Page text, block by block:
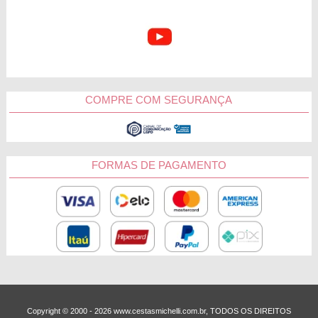
homenageada, escreva um delicado cartão e deixe a entrega
no Instagram, queremos participar desse
momento especial na sua vida.
Porto Alegre
Pelotas
Gravataí
Bagé
COMPRE COM SEGURANÇA
FORMAS DE PAGAMENTO
Copyright © 2000 - ­2026 www.cestasmichelli.com.br, TODOS OS DIREITOS